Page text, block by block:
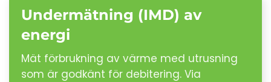
Undermätning (IMD) av
energi
Mät förbrukning av värme med utrusning
som är godkänt för debitering. Via